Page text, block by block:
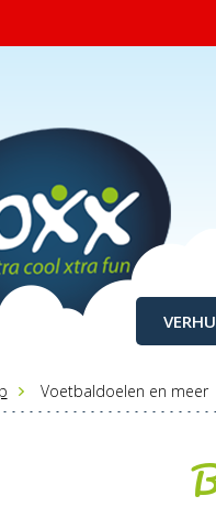
Voetbaldoelen en meer